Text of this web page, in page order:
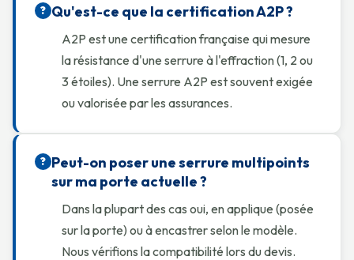
? Qu'est-ce que la certification A2P ?
A2P est une certification française qui mesure
la résistance d'une serrure à l'effraction (1, 2 ou
3 étoiles). Une serrure A2P est souvent exigée
ou valorisée par les assurances.
? Peut-on poser une serrure multipoints
sur ma porte actuelle ?
Dans la plupart des cas oui, en applique (posée
sur la porte) ou à encastrer selon le modèle.
Nous vérifions la compatibilité lors du devis.